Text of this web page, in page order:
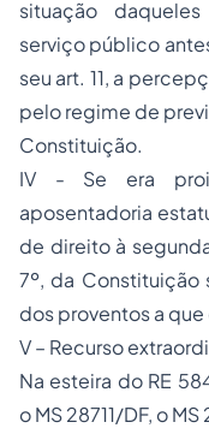
situação
serviço público
seu art. 11, a
pelo regime de
Constituição.
IV - Se era
aposentadoria
de direito à
7º, da Constituição
dos proventos a que
V – Recurso
Na esteira do RE
o MS 28711/DF, o